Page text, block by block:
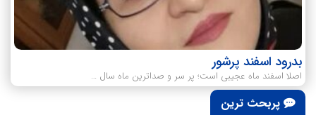
بدرود اسفند پرشور
اصلا اسفند ماه عجیبی است؛ پر سر و صداترین ماه سال …
پربحث ترین